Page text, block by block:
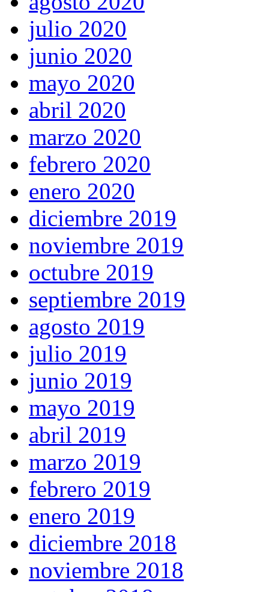
julio 2020
junio 2020
mayo 2020
abril 2020
marzo 2020
febrero 2020
enero 2020
diciembre 2019
noviembre 2019
octubre 2019
septiembre 2019
agosto 2019
julio 2019
junio 2019
mayo 2019
abril 2019
marzo 2019
febrero 2019
enero 2019
diciembre 2018
noviembre 2018